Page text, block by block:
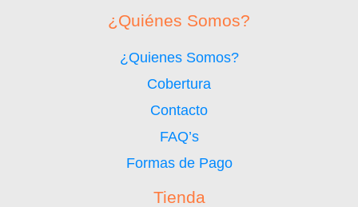
¿Quiénes Somos?
¿Quienes Somos?
Cobertura
Contacto
FAQ’s
Formas de Pago
Tienda